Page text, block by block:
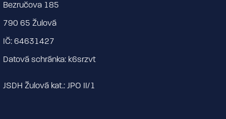
Bezručova 185
790 65 Žulová
IČ: 64631427
Datová schránka: k6srzvt
JSDH Žulová kat.: JPO II/1